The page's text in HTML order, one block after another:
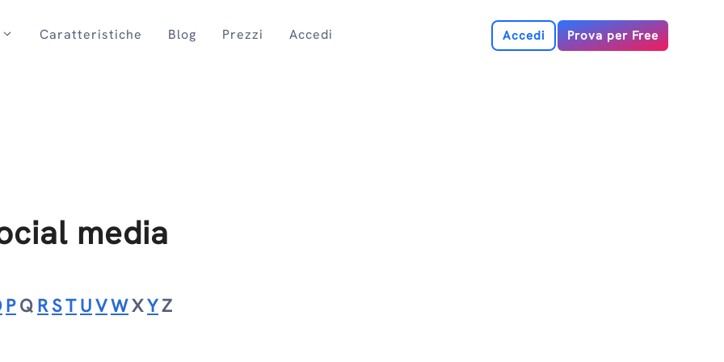
Caratteristiche Blog Prezzi Accedi Accedi Prova per Free
media
PQ RSTUVWXYZ